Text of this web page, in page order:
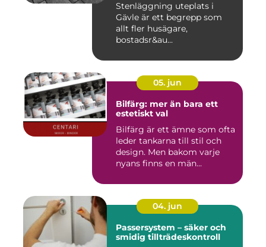
Stenläggning uteplats i
Gävle är ett begrepp som
allt fler husägare,
bostadsr&au...
05. jun
Bilfärg: mer än bara ett
estetiskt val
Bilfärg är ett ämne som ofta
leder tankarna till stil och
design. Men bakom varje
nyans finns en män...
04. jun
Passersystem – säker och
smidig tillträdeskontroll